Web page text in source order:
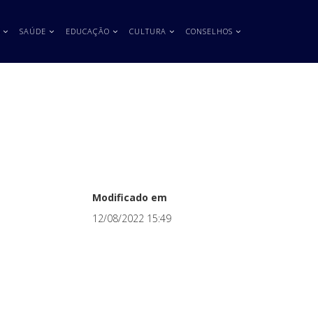
SAÚDE EDUCAÇÃO CULTURA CONSELHOS
Modificado em
12/08/2022 15:49